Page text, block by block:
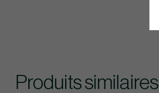
Produits similaires